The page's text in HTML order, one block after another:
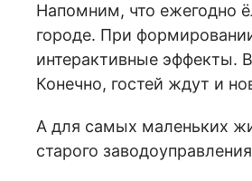
Напомним, что ежегодно
городе. При
интерактивные эффекты.
Конечно, гостей ждут и
А для самых маленьких
старого